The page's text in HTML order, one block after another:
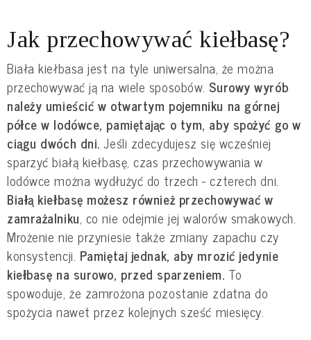
Jak przechowywać kiełbasę?
Biała kiełbasa jest na tyle uniwersalna, że można
przechowywać ją na wiele sposobów.Surowy wyrób
należy umieścić w otwartym pojemniku na górnej
półce w lodówce, pamiętając o tym, aby spożyć go w
ciągu dwóch dni.Jeśli zdecydujesz się wcześniej
sparzyć białą kiełbasę, czas przechowywania w
lodówce można wydłużyć do trzech - czterech dni.
Białą kiełbasę możesz również przechowywać w
zamrażalniku, co nie odejmie jej walorów smakowych.
Mrożenie nie przyniesie także zmiany zapachu czy
konsystencji. Pamiętaj jednak, aby mrozić jedynie
kiełbasę na surowo, przed sparzeniem. To
spowoduje, że zamrożona pozostanie zdatna do
spożycia nawet przez kolejnych sześć miesięcy.